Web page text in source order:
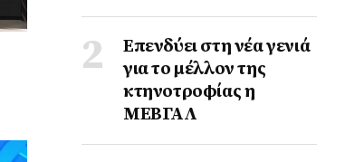
Επενδύει στη νέα γενιά
για το μέλλον της
κτηνοτροφίας η
ΜΕΒΓΑΛ